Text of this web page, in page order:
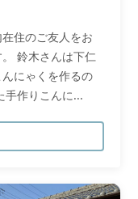
住のご友人をお
鈴木さんは下仁
にゃくを作るの
手作りこんに...